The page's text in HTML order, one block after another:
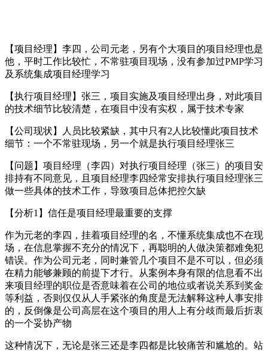
【项目经理】李四，公司元老，另有个大项目的项目经理也是
他，平时工作比较忙，不常驻项目现场，没有参加过PMP学习
及系统集成项目经理学习
【执行项目经理】张三，项目实施及项目经理出身，对此项目
的技术细节比较清楚，在项目中没有实权，属于技术专家
【公司现状】人员比较紧缺，其中只有2人比较懂此项目技术
细节：一个不常驻现场，另一个就是执行项目经理张三
【问题】项目经理（李四）对执行项目经理（张三）的项目安
排持有不同意见，且项目经理李四经常安排执行项目经理张三
做一些具体的技术工作，导致项目总体把控欠缺
【分析1】信任是项目经理最重要的支撑
作为元老的李四，挂着项目经理的名，不懂系统集成也不在现
场，在信息掌握不充分的情况下，再聪明的人做决策都难免犯
错误。作为公司元老，同时兼管几个项目不是不可以，但必须
在精力能够兼顾的前提下才行。从案例本身有限的信息看不出
来项目经理的职位是否意味着在公司的地位或者说关系到奖金
等利益，否则仅仅从人手紧张的角度是无法解释这种人事安排
的，反倒像是公司高层在这个项目的用人上有分歧而最后折衷
的一个妥协产物
这种情况下，无论是张三还是李四都是比较痛苦和尴尬的。站